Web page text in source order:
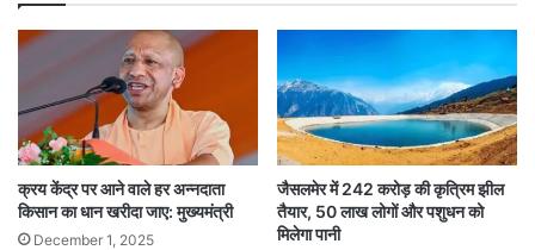
क्रय केंद्र पर आने वाले हर अन्नदाता
किसान का धान खरीदा जाए: मुख्यमंत्री
December 1, 2025
जैसलमेर में 242 करोड़ की कृत्रिम झील
तैयार, 50 लाख लोगों और पशुधन को
मिलेगा पानी